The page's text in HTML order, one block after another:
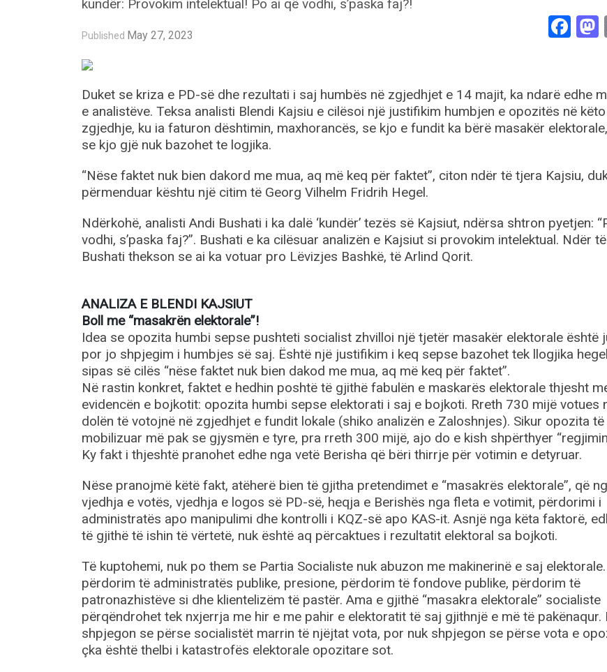
Published May 27, 2023
Duket se kriza e PD-së dhe rezultati i saj humbës në zgjedhjet e 14 majit, ka ndarë edhe
e analistëve. Teksa analisti Blendi Kajsiu e cilësoi një justifikim humbjen e opozitës në këto
zgjedhje, ku ia faturon dështimin, maxhorancës, se kjo e fundit ka bërë masakër
se kjo gjë nuk bazohet te logjika.
“Nëse faktet nuk bien dakord me mua, aq më keq për faktet”, citon ndër të tjera Kajsiu,
përmenduar kështu një citim të Georg Vilhelm Fridrih Hegel.
Ndërkohë, analisti Andi Bushati i ka dalë ‘kundër’ tezës së Kajsiut, ndërsa shtron pyetjen:
vodhi, s’paska faj?”. Bushati e ka cilësuar analizën e Kajsiut si provokim intelektual. Ndër
Bushati thekson se ai ka votuar pro Lëvizjes Bashkë, të Arlind Qorit.
ANALIZA E BLENDI KAJSIUT
Boll me “masakrën elektorale”!
Idea se opozita humbi sepse pushteti socialist zhvilloi një tjetër masakër elektorale është
por jo shpjegim i humbjes së saj. Është një justifikim i keq sepse bazohet tek llogjika
sipas së cilës “nëse faktet nuk bien dakod me mua, aq më keq për faktet”.
Në rastin konkret, faktet e hedhin poshtë të gjithë fabulën e maskarës elektorale thjesht
evidencën e bojkotit: opozita humbi sepse elektorati i saj e bojkoti. Rreth 730 mijë votues
dolën të votojnë në zgjedhjet e fundit lokale (shiko analizën e Zaloshnjes). Sikur opozita të
mobilizuar më pak se gjysmën e tyre, pra rreth 300 mijë, ajo do e kish shpërthyer “regjimin
Ky fakt i thjeshtë pranohet edhe nga vetë Berisha që bëri thirrje për votimin e detyruar.
Nëse pranojmë këtë fakt, atëherë bien të gjitha pretendimet e “masakrës elektorale”, që
vjedhja e votës, vjedhja e logos së PD-së, heqja e Berishës nga fleta e votimit, përdorimi i
administratës apo manipulimi dhe kontrolli i KQZ-së apo KAS-it. Asnjë nga këta faktorë,
të gjithë të ishin të vërtetë, nuk është aq përcaktues i rezultatit elektoral sa bojkoti.
Të kuptohemi, nuk po them se Partia Socialiste nuk abuzon me makinerinë e saj
përdorim të administratës publike, presione, përdorim të fondove publike, përdorim të
patronazhistëve si dhe klientelizëm të pastër. Ama e gjithë “masakra elektorale” socialiste
përqëndrohet tek nxjerrja me hir e me pahir e elektoratit të saj gjithnjë e më të pakënaqur.
shpjegon se përse socialistët marrin të njëjtat vota, por nuk shpjegon se përse vota e
çka është thelbi i katastrofës elektorale opozitare sot.